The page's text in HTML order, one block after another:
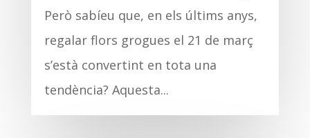
Però sabíeu que, en els últims anys,
regalar flors grogues el 21 de març
s’està convertint en tota una
tendència? Aquesta...